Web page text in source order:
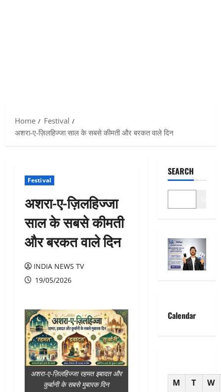
Home
Festival
अशरा-ए-ज़िलहिज्जा साल के सबसे कीमती और बरकत वाले दिन
Festival
अशरा-ए-ज़िलहिज्जा
साल के सबसे कीमती
और बरकत वाले दिन
INDIA NEWS TV
19/05/2026
अशरा-ए-ज़िलहिज्जा रहमत इबादत और
कुर्बानी के सबसे मुबारक दिन
SEARCH
Calendar
M T W